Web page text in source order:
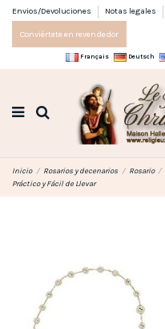
Envios/Devoluciones Notas legales
Conviértete en revendedor
Français Deutsch
Inicio Rosarios y decenarios Rosario
Práctico y Fácil de Llevar